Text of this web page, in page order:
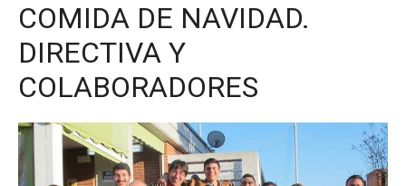
COMIDA DE NAVIDAD.
DIRECTIVA Y
COLABORADORES